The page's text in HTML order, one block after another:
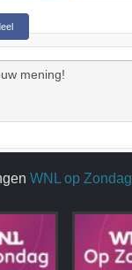
WNL op Zondag